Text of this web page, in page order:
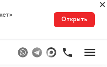
Открыть